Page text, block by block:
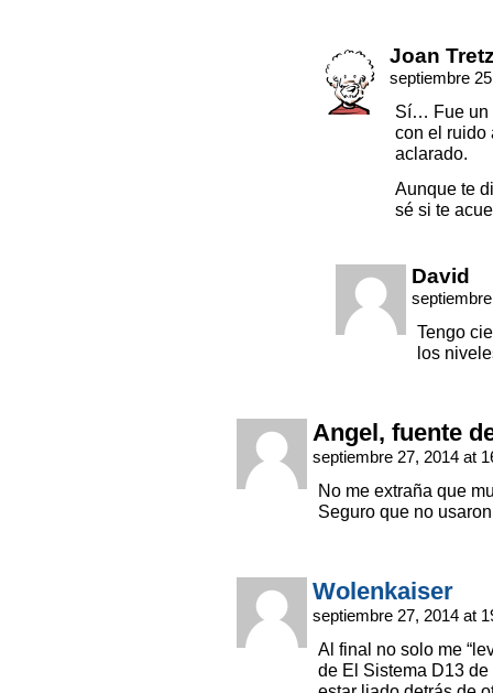
Joan
septiembre
Sí… Fue un
con el ruido
aclarado.
Aunque te
sé si te
David
Tengo
los
Angel, fuente
septiembre 27, 2014 at
No me extraña que
Seguro que no
Wolenkaiser
septiembre 27, 2014 at
Al final no solo me
de El Sistema D13